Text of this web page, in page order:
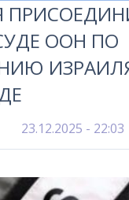
ООН ПО
23.12.2025 - 22:03